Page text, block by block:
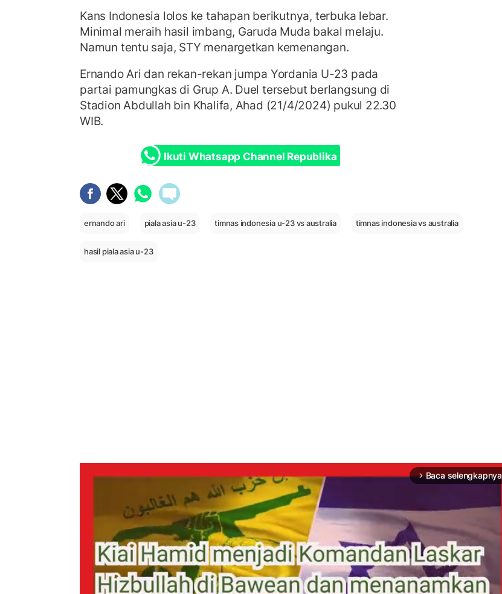
Kans Indonesia lolos ke tahapan berikutnya, terbuka lebar.
Minimal meraih hasil imbang, Garuda Muda bakal melaju.
Namun tentu saja, STY menargetkan kemenangan.
Ernando Ari dan rekan-rekan jumpa Yordania U-23 pada
partai pamungkas di Grup A. Duel tersebut berlangsung di
Stadion Abdullah bin Khalifa, Ahad (21/4/2024) pukul 22.30
WIB.
Ikuti Whatsapp Channel Republika
ernando ari piala asia u-23 timnas indonesia u-23 vs australia timnas indonesia vs australia
hasil piala asia u-23
arrow_forward_ios Baca selengkapnya